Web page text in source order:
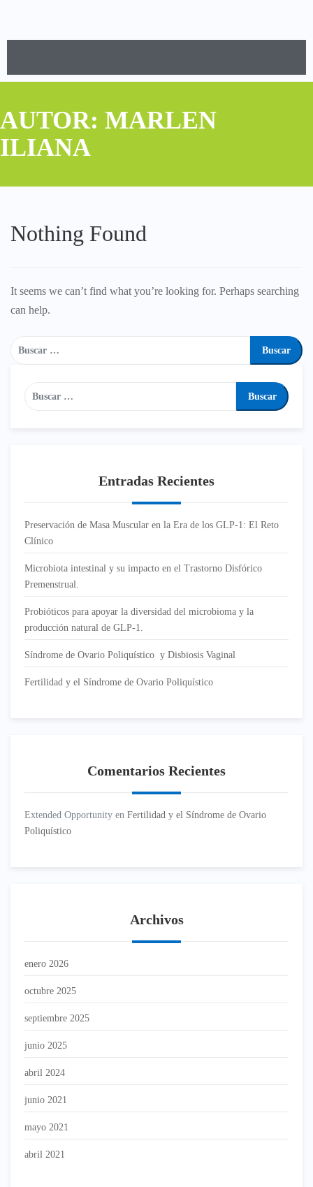
AUTOR: MARLEN
ILIANA
Nothing Found
It seems we can’t find what you’re looking for. Perhaps searching
can help.
Entradas Recientes
Preservación de Masa Muscular en la Era de los GLP-1: El Reto
Clínico
Microbiota intestinal y su impacto en el Trastorno Disfórico
Premenstrual.
Probióticos para apoyar la diversidad del microbioma y la
producción natural de GLP-1.
Síndrome de Ovario Poliquístico y Disbiosis Vaginal
Fertilidad y el Síndrome de Ovario Poliquístico
Comentarios Recientes
Extended Opportunity en Fertilidad y el Síndrome de Ovario
Poliquístico
Archivos
enero 2026
octubre 2025
septiembre 2025
junio 2025
abril 2024
junio 2021
mayo 2021
abril 2021